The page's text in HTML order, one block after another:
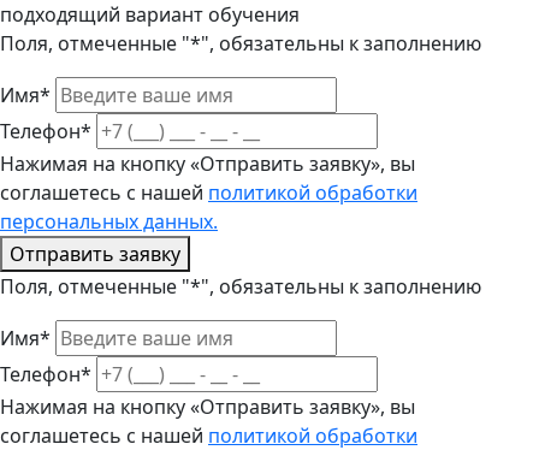
подходящий вариант обучения
Поля, отмеченные "*", обязательны к заполнению
Имя*
Телефон*
Нажимая на кнопку «Отправить заявку», вы
соглашетесь с нашей политикой обработки
персональных данных.
Отправить заявку
Поля, отмеченные "*", обязательны к заполнению
Имя*
Телефон*
Нажимая на кнопку «Отправить заявку», вы
соглашетесь с нашей политикой обработки